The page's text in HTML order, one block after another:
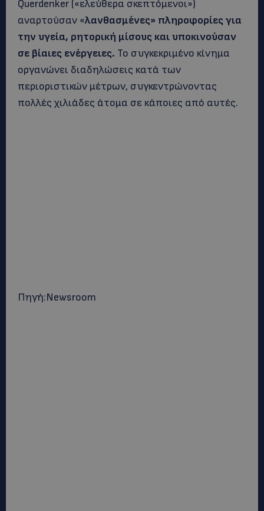
Querdenker («ελεύθερα σκεπτόμενοι»)
αναρτούσαν «λανθασμένες» πληροφορίες για
την υγεία, ρητορική μίσους και υποκινούσαν
σε βίαιες ενέργειες. Το συγκεκριμένο κίνημα
οργανώνει διαδηλώσεις κατά των
περιοριστικών μέτρων, συγκεντρώνοντας
πολλές χιλιάδες άτομα σε κάποιες από αυτές.
Πηγή:Newsroom